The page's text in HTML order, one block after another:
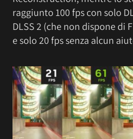
raggiunto 100 fps con solo
DLSS 2 (che non dispone di
e solo 20 fps senza alcun